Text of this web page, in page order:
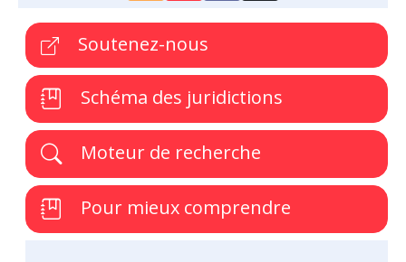
Soutenez-nous
Schéma des juridictions
Moteur de recherche
Pour mieux comprendre